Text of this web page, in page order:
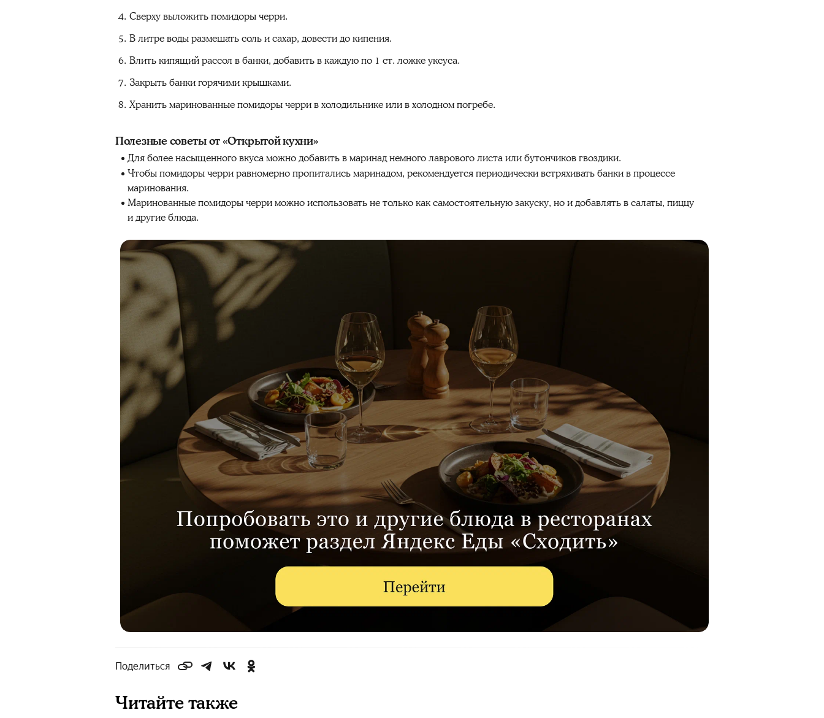
Сверху выложить помидоры черри.
В литре воды размешать соль и сахар, довести до кипения.
Влить кипящий рассол в банки, добавить в каждую по 1 ст. ложке уксуса.
Закрыть банки горячими крышками.
Хранить маринованные помидоры черри в холодильнике или в холодном погребе.
Полезные советы от «Открытой кухни»
Для более насыщенного вкуса можно добавить в маринад немного лаврового листа или бутончиков гвоздики.
Чтобы помидоры черри равномерно пропитались маринадом, рекомендуется периодически встряхивать банки в процессе
маринования.
Маринованные помидоры черри можно использовать не только как самостоятельную закуску, но и добавлять в салаты, пиццу
и другие блюда.
Поделиться
Читайте также